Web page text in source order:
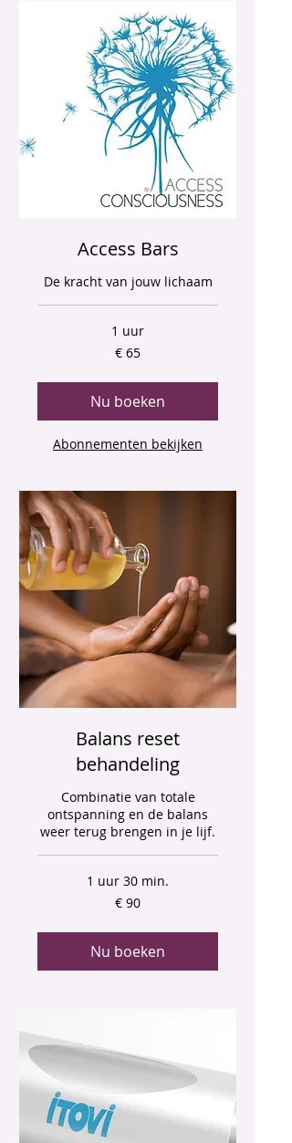
Access Bars
De kracht van jouw lichaam
1 uur
€ 65
Nu boeken
Abonnementen bekijken
Balans reset
behandeling
Combinatie van totale
ontspanning en de balans
weer terug brengen in je lijf.
1 uur 30 min.
€ 90
Nu boeken